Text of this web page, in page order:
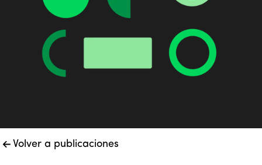
Volver a publicaciones